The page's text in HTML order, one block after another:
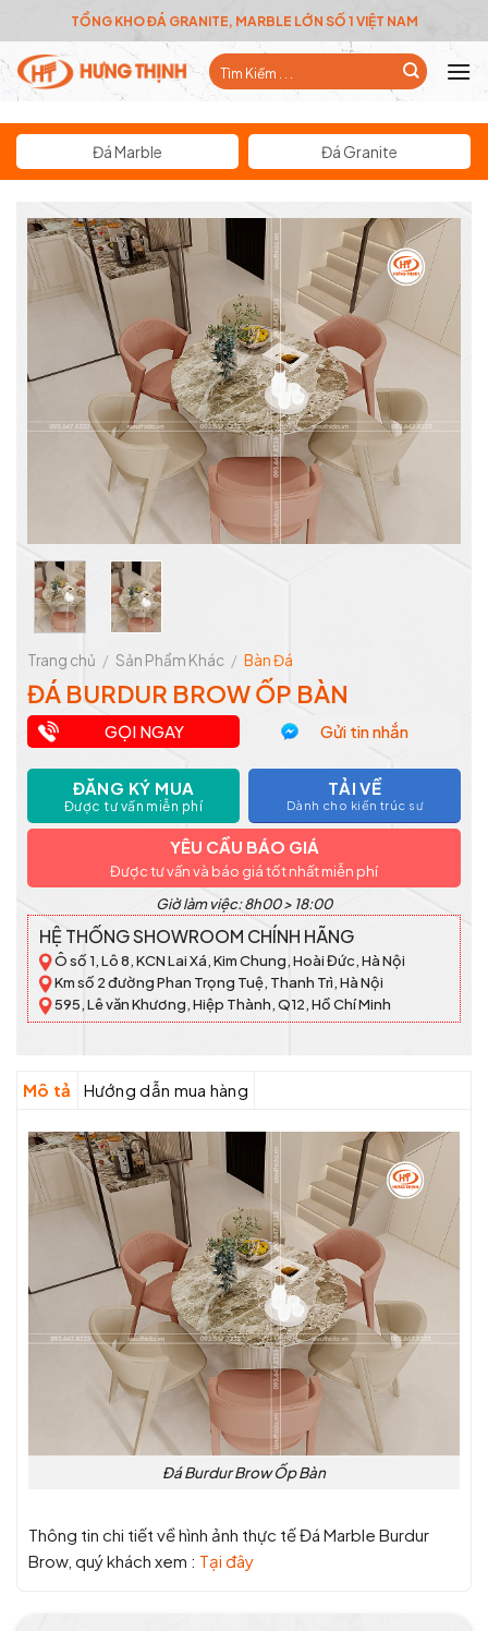
to
content
TỔNG KHO ĐÁ GRANITE, MARBLE LỚN SỐ 1 VIỆT NAM
Tìm
kiếm:
Đá Marble Đá Granite
Trang chủ / Sản Phẩm Khác / Bàn Đá
ĐÁ BURDUR BROW ỐP BÀN
GỌI NGAY Gửi tin nhắn
ĐĂNG KÝ MUA
Được tư vấn miễn phí
TẢI VỀ
Dành cho kiến trúc sư
YÊU CẦU BÁO GIÁ
Được tư vấn và báo giá tốt nhất miễn phí
Giờ làm việc: 8h00 > 18:00
HỆ THỐNG SHOWROOM CHÍNH HÃNG
Ô số 1, Lô 8, KCN Lai Xá, Kim Chung, Hoài Đức, Hà Nội
Km số 2 đường Phan Trọng Tuệ, Thanh Trì, Hà Nội
595, Lê văn Khương, Hiệp Thành, Q12, Hồ Chí Minh
Mô tả Hướng dẫn mua hàng
Đá Burdur Brow Ốp Bàn
Thông tin chi tiết về hình ảnh thực tế Đá Marble Burdur
Brow, quý khách xem : Tại đây